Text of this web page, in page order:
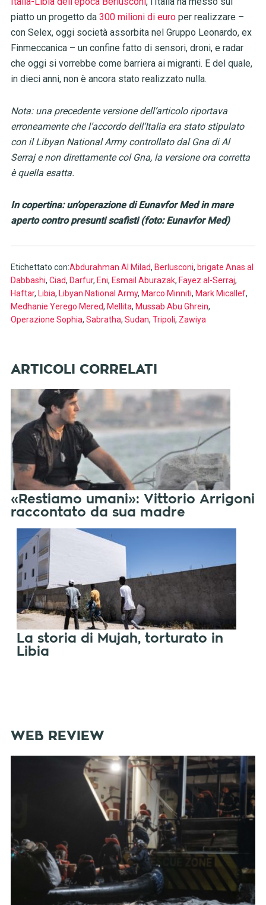
piatto un progetto da 300 milioni di europer realizzare –
con Selex, oggi società assorbita nel Gruppo Leonardo, ex
Finmeccanica – un confine fatto di sensori, droni, e radar
che oggi si vorrebbe come barriera ai migranti. E del quale,
in dieci anni, non è ancora stato realizzato nulla.
Nota: una precedente versione dell’articolo riportava
erroneamente che l’accordo dell’Italia era stato stipulato
con il Libyan National Army controllato dal Gna di Al
Serraj e non direttamente col Gna, la versione ora corretta
è quella esatta.
In copertina: un’operazione di Eunavfor Med in mare
aperto contro presunti scafisti (foto: Eunavfor Med)
Etichettato con:Abdurahman Al Milad, Berlusconi, brigate Anas al
Dabbashi, Ciad, Darfur, Eni, Esmail Aburazak, Fayez al-Serraj,
Haftar, Libia, Libyan National Army, Marco Minniti, Mark Micallef,
Medhanie Yerego Mered, Mellita, Mussab Abu Ghrein,
Operazione Sophia, Sabratha, Sudan, Tripoli, Zawiya
«Restiamo umani»: Vittorio Arrigoni
raccontato da sua madre
La storia di Mujah, torturato in
Libia
WEB REVIEW